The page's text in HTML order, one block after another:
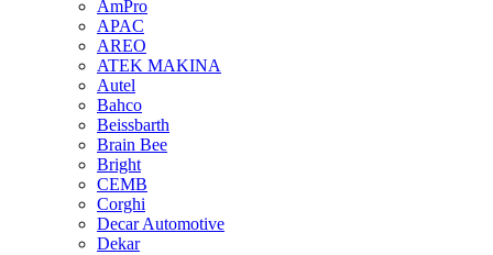
AmPro
APAC
AREO
ATEK MAKINA
Autel
Bahco
Beissbarth
Brain Bee
Bright
CEMB
Corghi
Decar Automotive
Dekar